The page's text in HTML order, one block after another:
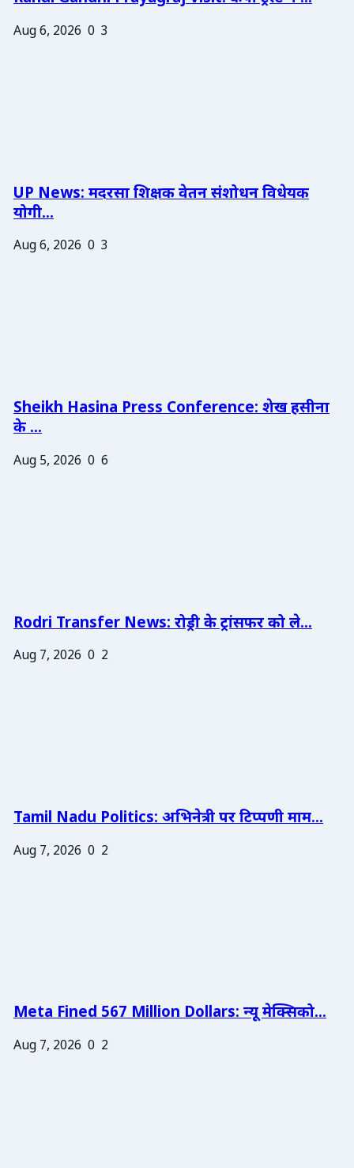
Aug 6, 2026 0 3
UP News: मदरसा शिक्षक वेतन संशोधन विधेयक
योगी...
Aug 6, 2026 0 3
Sheikh Hasina Press Conference: शेख हसीना
के ...
Aug 5, 2026 0 6
Rodri Transfer News: रोड्री के ट्रांसफर को ले...
Aug 7, 2026 0 2
Tamil Nadu Politics: अभिनेत्री पर टिप्पणी माम...
Aug 7, 2026 0 2
Meta Fined 567 Million Dollars: न्यू मेक्सिको...
Aug 7, 2026 0 2